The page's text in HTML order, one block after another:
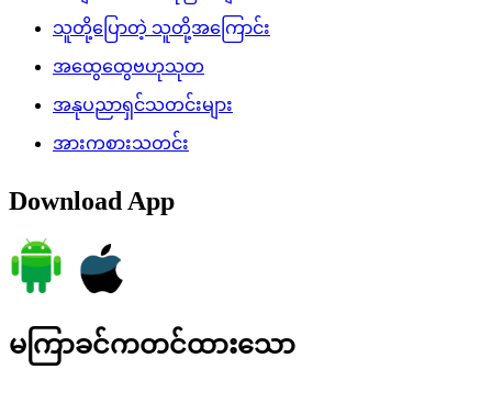
သူတို့ပြောတဲ့ သူတို့အကြောင်း
အထွေထွေဗဟုသုတ
အနုပညာရှင်သတင်းများ
အားကစားသတင်း
Download App
မကြာခင်ကတင်ထားသော